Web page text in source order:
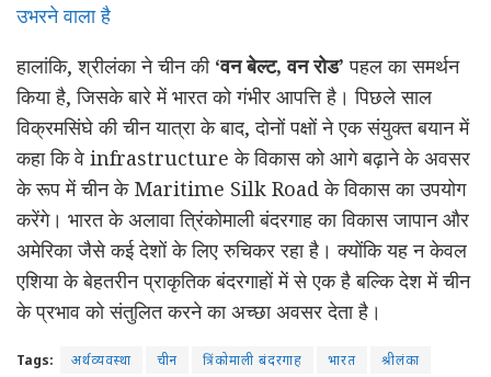
उभरने वाला है
हालांकि, श्रीलंका ने चीन की‘वन बेल्ट, वन रोड’ पहल का समर्थन
किया है, जिसके बारे में भारत को गंभीर आपत्ति है। पिछले साल
विक्रमसिंघे की चीन यात्रा के बाद, दोनों पक्षों ने एक संयुक्त बयान में
कहा कि वे infrastructure के विकास को आगे बढ़ाने के अवसर
के रूप में चीन के Maritime Silk Road के विकास का उपयोग
करेंगे। भारत के अलावा त्रिंकोमाली बंदरगाह का विकास जापान और
अमेरिका जैसे कई देशों के लिए रुचिकर रहा है। क्योंकि यह न केवल
एशिया के बेहतरीन प्राकृतिक बंदरगाहों में से एक है बल्कि देश में चीन
के प्रभाव को संतुलित करने का अच्छा अवसर देता है।
Tags: अर्थव्यवस्था चीन त्रिंकोमाली बंदरगाह भारत
श्रीलंका